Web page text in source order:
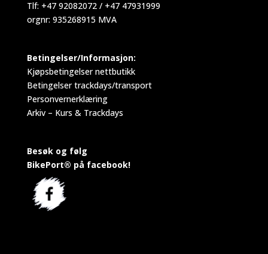
Tlf: +47 92082072 / +47 47931999
orgnr: 935268915 MVA
Betingelser/Informasjon:
Kjøpsbetingelser nettbutikk
Betingelser trackdays/transport
Personvernerklæring
Arkiv – Kurs & Trackdays
Besøk og følg
BikePort® på facebook!